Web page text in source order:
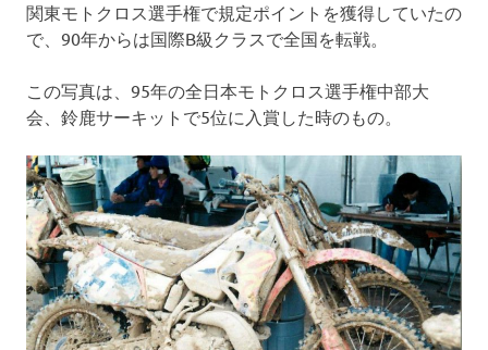
関東モトクロス選手権で規定ポイントを獲得していたの
で、90年からは国際B級クラスで全国を転戦。
この写真は、95年の全日本モトクロス選手権中部大
会、鈴鹿サーキットで5位に入賞した時のもの。